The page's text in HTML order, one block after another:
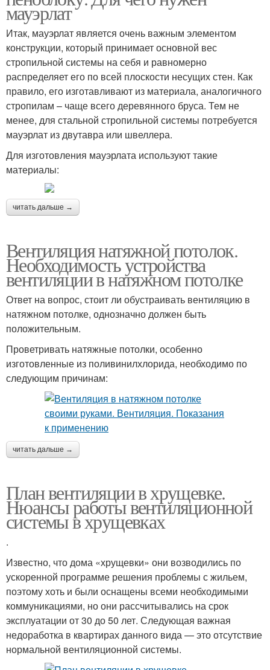
мауэрлат
Итак, мауэрлат является очень важным элементом
конструкции, который принимает основной вес
стропильной системы на себя и равномерно
распределяет его по всей плоскости несущих стен. Как
правило, его изготавливают из материала, аналогичного
стропилам – чаще всего деревянного бруса. Тем не
менее, для стальной стропильной системы потребуется
мауэрлат из двутавра или швеллера.
Для изготовления мауэрлата используют такие
материалы:
читать дальше →
Вентиляция натяжной потолок.
Необходимость устройства
вентиляции в натяжном потолке
Ответ на вопрос, стоит ли обустраивать вентиляцию в
натяжном потолке, однозначно должен быть
положительным.
Проветривать натяжные потолки, особенно
изготовленные из поливинилхлорида, необходимо по
следующим причинам:
читать дальше →
План вентиляции в хрущевке.
Нюансы работы вентиляционной
системы в хрущевках
.
Известно, что дома «хрущевки» они возводились по
ускоренной программе решения проблемы с жильем,
поэтому хоть и были оснащены всеми необходимыми
коммуникациями, но они рассчитывались на срок
эксплуатации от 30 до 50 лет. Следующая важная
недоработка в квартирах данного вида — это отсутствие
нормальной вентиляционной системы.